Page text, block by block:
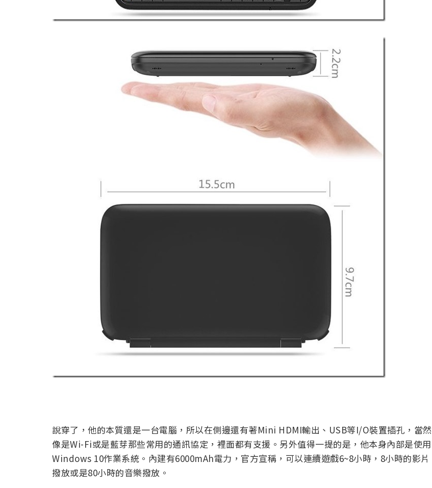
說穿了，他的本質還是一台電腦，所以在側邊還有著Mini HDMI輸出、USB等I/O裝置插孔，當然
像是Wi-Fi或是藍芽那些常用的通訊協定，裡面都有支援。另外值得一提的是，他本身內部是使用
Windows 10作業系統。內建有6000mAh電力，官方宣稱，可以連續遊戲6~8小時，8小時的影片
撥放或是80小時的音樂撥放。